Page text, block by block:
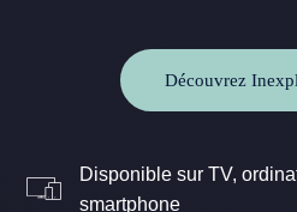
Découvrez
Disponible sur TV,
smartphone